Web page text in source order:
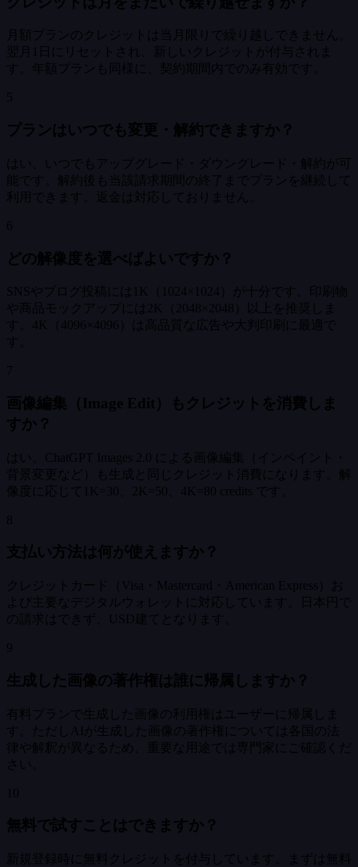
月額プランのクレジットは当月限りで繰り越しできません。
翌月1日にリセットされ、新しいクレジットが付与されま
す。年額プランも同様に、契約期間内でのみ有効です。
5
プランはいつでも変更・解約できますか？
はい、いつでもアップグレード・ダウングレード・解約が可
能です。解約後も当該請求期間の終了までプランを継続して
利用できます。返金は対応しておりません。
6
どの解像度を選べばよいですか？
SNSやブログ投稿には1K（1024×1024）が十分です。印刷物
や商品モックアップには2K（2048×2048）以上を推奨しま
す。4K（4096×4096）は高品質な広告や大判印刷に最適で
す。
7
画像編集（Image Edit）もクレジットを消費しま
すか？
はい。ChatGPT Images 2.0 による画像編集（インペイント・
背景変更など）も生成と同じクレジット消費になります。解
像度に応じて1K=30、2K=50、4K=80 credits です。
8
支払い方法は何が使えますか？
クレジットカード（Visa・Mastercard・American Express）お
よび主要なデジタルウォレットに対応しています。日本円で
の請求はできず、USD建てとなります。
9
生成した画像の著作権は誰に帰属しますか？
有料プランで生成した画像の利用権はユーザーに帰属しま
す。ただしAIが生成した画像の著作権については各国の法
律や解釈が異なるため、重要な用途では専門家にご確認くだ
さい。
10
無料で試すことはできますか？
新規登録時に無料クレジットを付与しています。まずは無料